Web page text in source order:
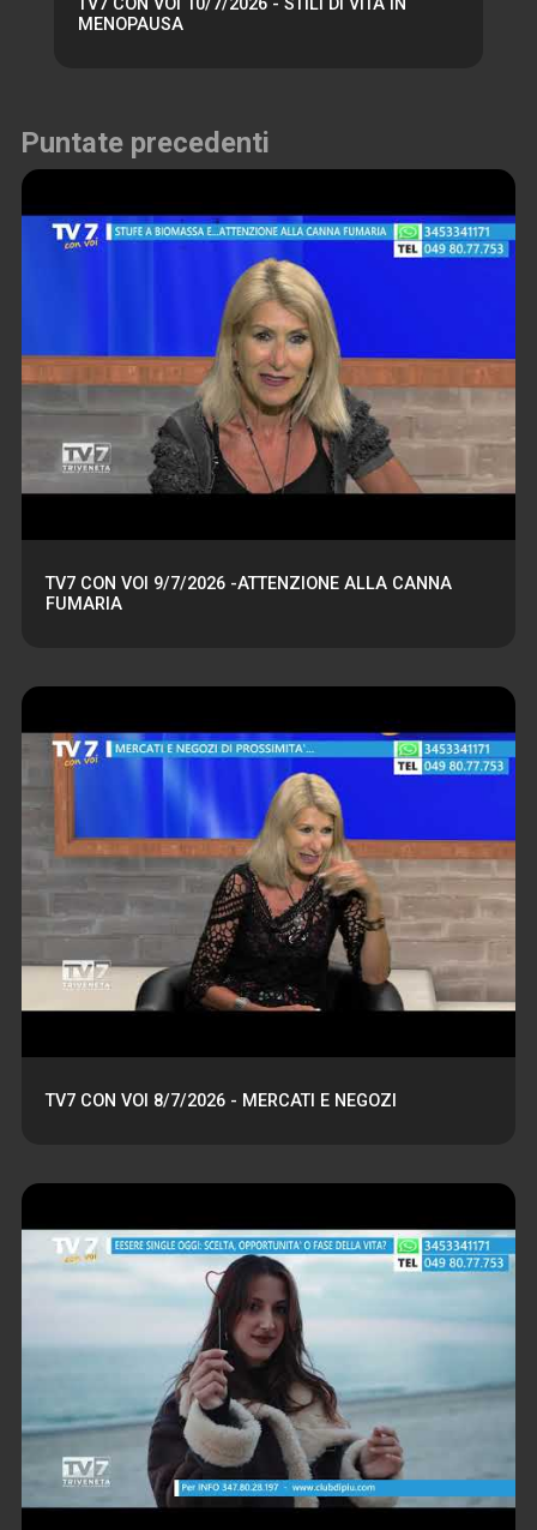
TV7 CON VOI 10/7/2026 - STILI DI VITA IN
MENOPAUSA
Puntate precedenti
TV7 CON VOI 9/7/2026 -ATTENZIONE ALLA CANNA
FUMARIA
TV7 CON VOI 8/7/2026 - MERCATI E NEGOZI